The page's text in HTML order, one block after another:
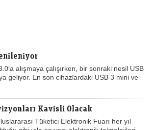
alışmaya çalışırken, bir sonraki nesil USB
geliyor. En son cihazlardaki USB 3 mini ve
Kavisli Olacak
Tüketici Elektronik Fuarı her yıl